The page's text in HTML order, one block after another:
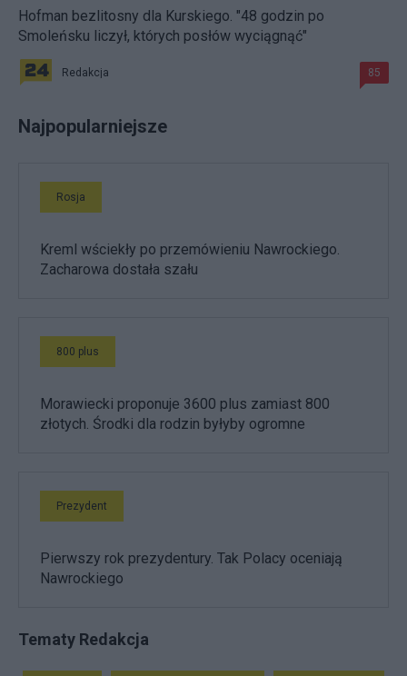
Hofman bezlitosny dla Kurskiego. "48 godzin po
Smoleńsku liczył, których posłów wyciągnąć"
Redakcja 85
Najpopularniejsze
Rosja
Kreml wściekły po przemówieniu Nawrockiego.
Zacharowa dostała szału
800 plus
Morawiecki proponuje 3600 plus zamiast 800
złotych. Środki dla rodzin byłyby ogromne
Prezydent
Pierwszy rok prezydentury. Tak Polacy oceniają
Nawrockiego
Tematy Redakcja